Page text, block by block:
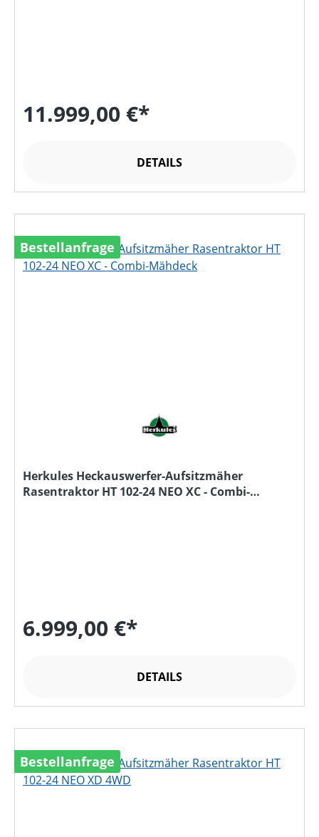
11.999,00 €*
DETAILS
Bestellanfrage
Herkules Heckauswerfer-Aufsitzmäher
Rasentraktor HT 102-24 NEO XC - Combi-
6.999,00 €*
DETAILS
Bestellanfrage